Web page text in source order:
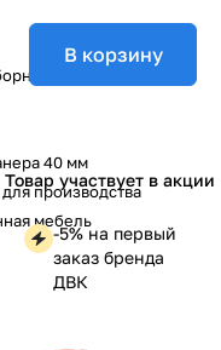
40 мм
производства
мебель
В корзину
Товар участвует в акции
-5% на первый
заказ бренда
ДВК